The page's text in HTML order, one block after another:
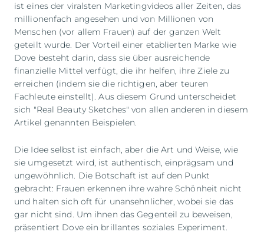
ist eines der viralsten Marketingvideos aller Zeiten, das
millionenfach angesehen und von Millionen von
Menschen (vor allem Frauen) auf der ganzen Welt
geteilt wurde. Der Vorteil einer etablierten Marke wie
Dove besteht darin, dass sie über ausreichende
finanzielle Mittel verfügt, die ihr helfen, ihre Ziele zu
erreichen (indem sie die richtigen, aber teuren
Fachleute einstellt). Aus diesem Grund unterscheidet
sich "Real Beauty Sketches" von allen anderen in diesem
Artikel genannten Beispielen.
Die Idee selbst ist einfach, aber die Art und Weise, wie
sie umgesetzt wird, ist authentisch, einprägsam und
ungewöhnlich. Die Botschaft ist auf den Punkt
gebracht: Frauen erkennen ihre wahre Schönheit nicht
und halten sich oft für unansehnlicher, wobei sie das
gar nicht sind. Um ihnen das Gegenteil zu beweisen,
präsentiert Dove ein brillantes soziales Experiment.